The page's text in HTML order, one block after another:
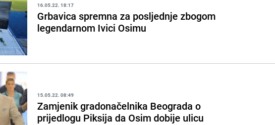
16.05.22. 18:17
Grbavica spremna za posljednje zbogom
legendarnom Ivici Osimu
15.05.22. 08:49
Zamjenik gradonačelnika Beograda o
prijedlogu Piksija da Osim dobije ulicu